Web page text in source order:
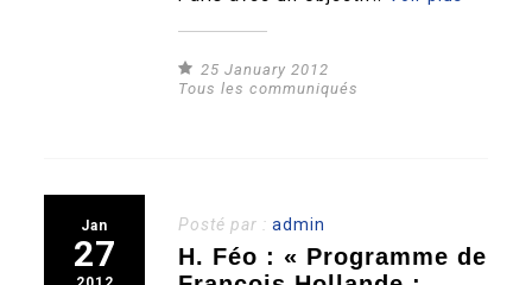
25 January 2012
Tous les communiqués
Jan
27
Posté par :admin
H. Féo : « Programme de